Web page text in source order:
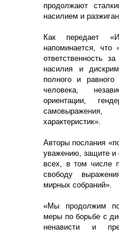
продолжают
насилием и
Как передает
напоминается, что
ответственность
насилия и
полного и
человека,
ориентации,
характеристик».
Авторы послания
уважению, защите и
всех, в том числе
свободу
мирных собраний».
«Мы продолжим
меры по борьбе с
ненависти и